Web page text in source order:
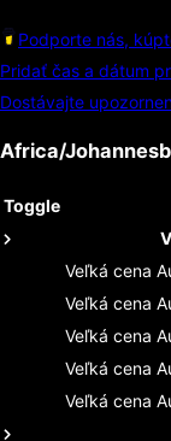
Podporte nás,
Pridať čas a dátum
Dostávajte
Africa/
Toggle
Veľká cena
Veľká cena
Veľká cena
Veľká cena
Veľká cena